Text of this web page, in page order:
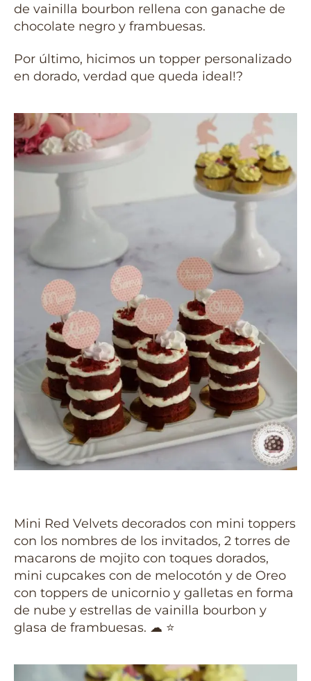
de vainilla bourbon rellena con ganache de
chocolate negro y frambuesas.
Por último, hicimos un topper personalizado
en dorado, verdad que queda ideal!?
Mini Red Velvets decorados con mini toppers
con los nombres de los invitados, 2 torres de
macarons de mojito con toques dorados,
mini cupcakes con de melocotón y de Oreo
con toppers de unicornio y galletas en forma
de nube y estrellas de vainilla bourbon y
glasa de frambuesas. ☁ ⭐